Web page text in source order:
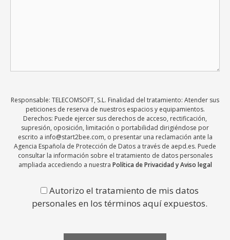
Responsable: TELECOMSOFT, S.L. Finalidad del tratamiento: Atender sus
peticiones de reserva de nuestros espacios y equipamientos.
Derechos: Puede ejercer sus derechos de acceso, rectificación,
supresión, oposición, limitación o portabilidad dirigiéndose por
escrito a info@start2bee.com, o presentar una reclamación ante la
Agencia Española de Protección de Datos a través de aepd.es. Puede
consultar la información sobre el tratamiento de datos personales
ampliada accediendo a nuestra Política de Privacidad y Aviso legal
Autorizo el tratamiento de mis datos
personales en los términos aquí expuestos.